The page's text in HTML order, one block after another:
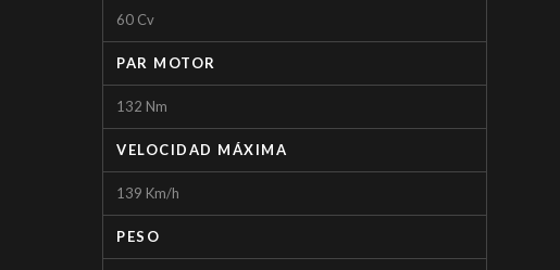
60 Cv
PAR MOTOR
132 Nm
VELOCIDAD MÁXIMA
139 Km/h
PESO